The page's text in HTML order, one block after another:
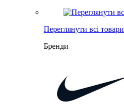
Переглянути всі товари
Бренди